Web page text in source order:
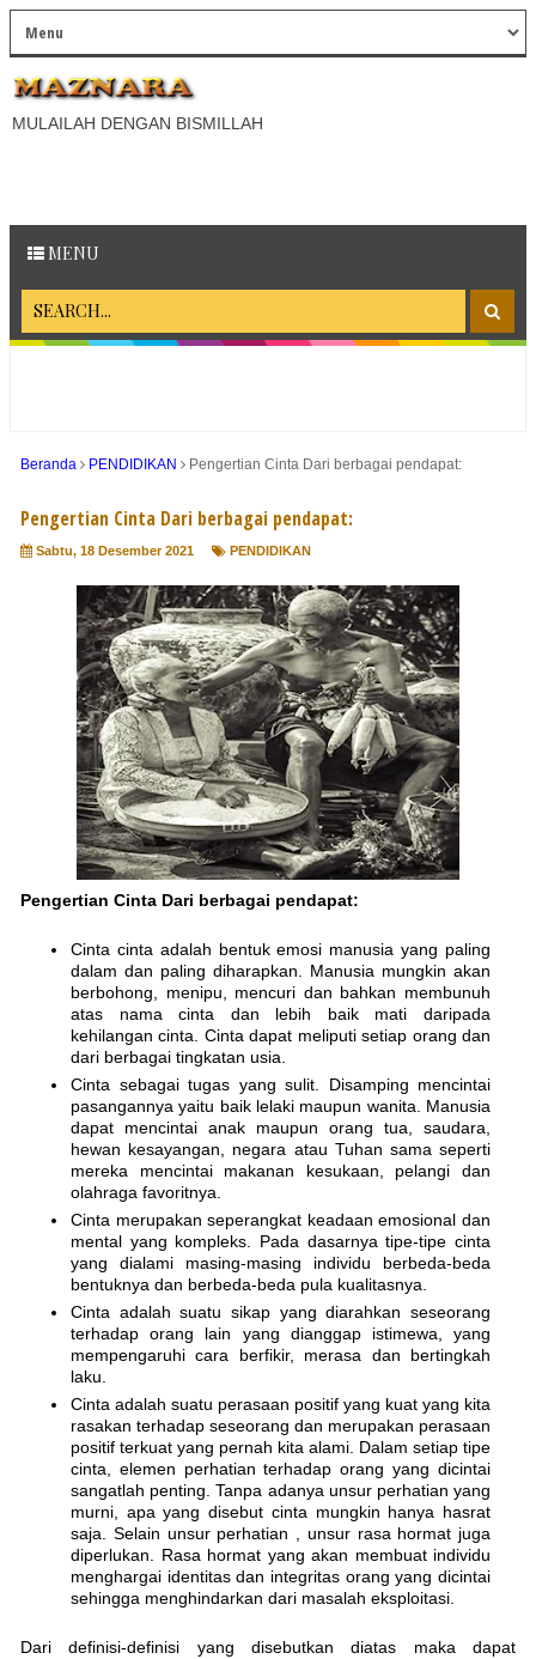
MULAILAH DENGAN BISMILLAH
MENU
Beranda PENDIDIKAN Pengertian Cinta Dari berbagai pendapat:
Pengertian Cinta Dari berbagai pendapat:
Sabtu, 18 Desember 2021 PENDIDIKAN
Pengertian Cinta Dari berbagai pendapat:
Cinta cinta adalah bentuk emosi manusia yang paling
dalam dan paling diharapkan. Manusia mungkin akan
berbohong, menipu, mencuri dan bahkan membunuh
atas nama cinta dan lebih baik mati daripada
kehilangan cinta. Cinta dapat meliputi setiap orang dan
dari berbagai tingkatan usia.
Cinta sebagai tugas yang sulit. Disamping mencintai
pasangannya yaitu baik lelaki maupun wanita. Manusia
dapat mencintai anak maupun orang tua, saudara,
hewan kesayangan, negara atau Tuhan sama seperti
mereka mencintai makanan kesukaan, pelangi dan
olahraga favoritnya.
Cinta merupakan seperangkat keadaan emosional dan
mental yang kompleks. Pada dasarnya tipe-tipe cinta
yang dialami masing-masing individu berbeda-beda
bentuknya dan berbeda-beda pula kualitasnya.
Cinta adalah suatu sikap yang diarahkan seseorang
terhadap orang lain yang dianggap istimewa, yang
mempengaruhi cara berfikir, merasa dan bertingkah
laku.
Cinta adalah suatu perasaan positif yang kuat yang kita
rasakan terhadap seseorang dan merupakan perasaan
positif terkuat yang pernah kita alami. Dalam setiap tipe
cinta, elemen perhatian terhadap orang yang dicintai
sangatlah penting. Tanpa adanya unsur perhatian yang
murni, apa yang disebut cinta mungkin hanya hasrat
saja. Selain unsur perhatian , unsur rasa hormat juga
diperlukan. Rasa hormat yang akan membuat individu
menghargai identitas dan integritas orang yang dicintai
sehingga menghindarkan dari masalah eksploitasi.
Dari definisi-definisi yang disebutkan diatas maka dapat